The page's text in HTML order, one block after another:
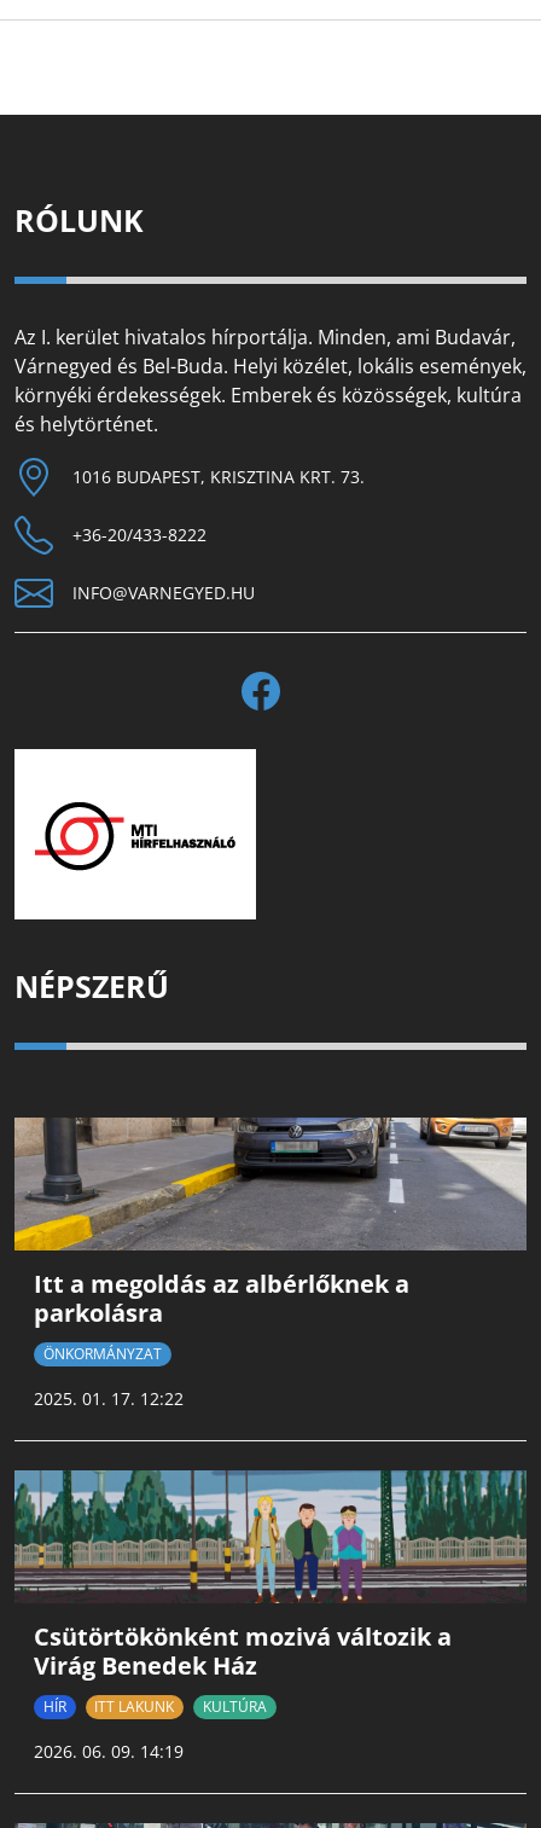
RÓLUNK
Az I. kerület hivatalos hírportálja. Minden, ami Budavár,
Várnegyed és Bel-Buda. Helyi közélet, lokális események,
környéki érdekességek. Emberek és közösségek, kultúra
és helytörténet.
1016 BUDAPEST, KRISZTINA KRT. 73.
+36-20/433-8222
INFO@VARNEGYED.HU
NÉPSZERŰ
Itt a megoldás az albérlőknek a
parkolásra
ÖNKORMÁNYZAT
2025. 01. 17. 12:22
Csütörtökönként mozivá változik a
Virág Benedek Ház
HÍR ITT LAKUNK KULTÚRA
2026. 06. 09. 14:19